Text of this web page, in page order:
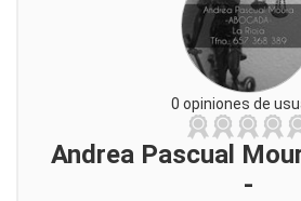
0 opiniones de
Andrea Pascual
-